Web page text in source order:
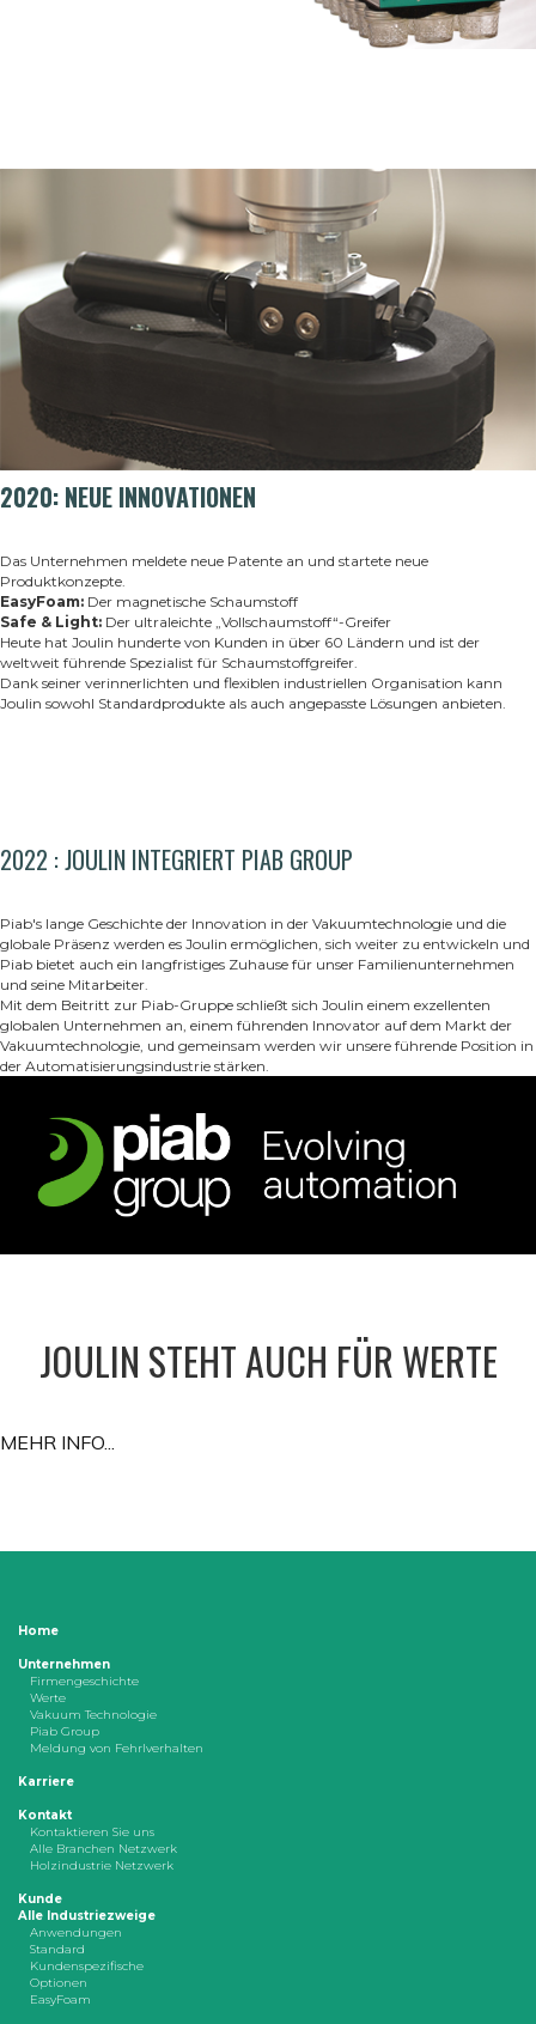
2020: NEUE INNOVATIONEN
Das Unternehmen meldete neue Patente an und startete neue
Produktkonzepte.
EasyFoam: Der magnetische Schaumstoff
Safe & Light: Der ultraleichte „Vollschaumstoff“-Greifer
Heute hat Joulin hunderte von Kunden in über 60 Ländern und ist der
weltweit führende Spezialist für Schaumstoffgreifer.
Dank seiner verinnerlichten und flexiblen industriellen Organisation kann
Joulin sowohl Standardprodukte als auch angepasste Lösungen anbieten.
2022 : JOULIN INTEGRIERT PIAB GROUP
Piab's lange Geschichte der Innovation in der Vakuumtechnologie und die
globale Präsenz werden es Joulin ermöglichen, sich weiter zu entwickeln und
Piab bietet auch ein langfristiges Zuhause für unser Familienunternehmen
und seine Mitarbeiter.
Mit dem Beitritt zur Piab-Gruppe schließt sich Joulin einem exzellenten
globalen Unternehmen an, einem führenden Innovator auf dem Markt der
Vakuumtechnologie, und gemeinsam werden wir unsere führende Position in
der Automatisierungsindustrie stärken.
JOULIN STEHT AUCH FÜR WERTE
MEHR INFO...
Home
Unternehmen
Firmengeschichte
Werte
Vakuum Technologie
Piab Group
Meldung von Fehrlverhalten
Karriere
Kontakt
Kontaktieren Sie uns
Alle Branchen Netzwerk
Holzindustrie Netzwerk
Kunde
Alle Industriezweige
Anwendungen
Standard
Kundenspezifische
Optionen
EasyFoam